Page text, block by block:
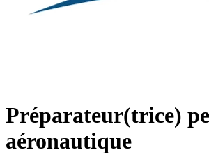
Préparateur(trice)
aéronautique